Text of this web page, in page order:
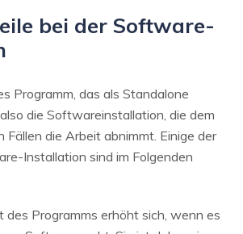
bei der Software-
Programm, das als Standalone
die Softwareinstallation, die dem
Fällen die Arbeit abnimmt. Einige der
Installation sind im Folgenden
des Programms erhöht sich, wenn es